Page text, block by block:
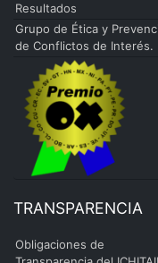
Resultados
Grupo de Ética y
de Conflictos de Interés.
TRANSPARENCIA
Obligaciones de